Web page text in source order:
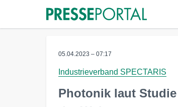
05.04.2023 – 07:17
Industrieverband SPECTARIS
Photonik laut